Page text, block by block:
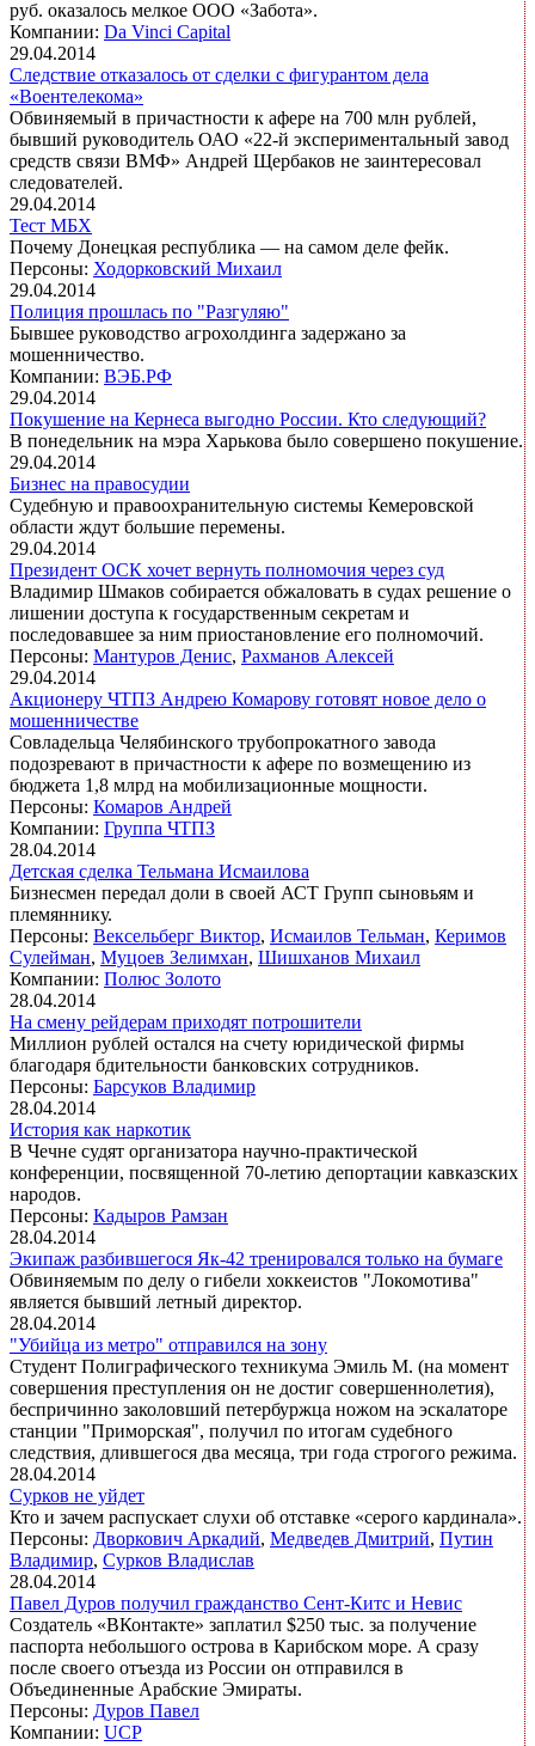
руб. оказалось мелкое ООО «Забота».
Компании: Da Vinci Capital
29.04.2014
Следствие отказалось от сделки с фигурантом дела
«Воентелекома»
Обвиняемый в причастности к афере на 700 млн рублей,
бывший руководитель ОАО «22-й экспериментальный завод
средств связи ВМФ» Андрей Щербаков не заинтересовал
следователей.
29.04.2014
Тест МБХ
Почему Донецкая республика — на самом деле фейк.
Персоны: Ходорковский Михаил
29.04.2014
Полиция прошлась по "Разгуляю"
Бывшее руководство агрохолдинга задержано за
мошенничество.
Компании: ВЭБ.РФ
29.04.2014
Покушение на Кернеса выгодно России. Кто следующий?
В понедельник на мэра Харькова было совершено покушение.
29.04.2014
Бизнес на правосудии
Судебную и правоохранительную системы Кемеровской
области ждут большие перемены.
29.04.2014
Президент ОСК хочет вернуть полномочия через суд
Владимир Шмаков собирается обжаловать в судах решение о
лишении доступа к государственным секретам и
последовавшее за ним приостановление его полномочий.
Персоны: Мантуров Денис, Рахманов Алексей
29.04.2014
Акционеру ЧТПЗ Андрею Комарову готовят новое дело о
мошенничестве
Совладельца Челябинского трубопрокатного завода
подозревают в причастности к афере по возмещению из
бюджета 1,8 млрд на мобилизационные мощности.
Персоны: Комаров Андрей
Компании: Группа ЧТПЗ
28.04.2014
Детская сделка Тельмана Исмаилова
Бизнесмен передал доли в своей АСТ Групп сыновьям и
племяннику.
Персоны: Вексельберг Виктор, Исмаилов Тельман, Керимов
Сулейман, Муцоев Зелимхан, Шишханов Михаил
Компании: Полюс Золото
28.04.2014
На смену рейдерам приходят потрошители
Миллион рублей остался на счету юридической фирмы
благодаря бдительности банковских сотрудников.
Персоны: Барсуков Владимир
28.04.2014
История как наркотик
В Чечне судят организатора научно-практической
конференции, посвященной 70-летию депортации кавказских
народов.
Персоны: Кадыров Рамзан
28.04.2014
Экипаж разбившегося Як-42 тренировался только на бумаге
Обвиняемым по делу о гибели хоккеистов "Локомотива"
является бывший летный директор.
28.04.2014
"Убийца из метро" отправился на зону
Студент Полиграфического техникума Эмиль М. (на момент
совершения преступления он не достиг совершеннолетия),
беспричинно заколовший петербуржца ножом на эскалаторе
станции "Приморская", получил по итогам судебного
следствия, длившегося два месяца, три года строгого режима.
28.04.2014
Сурков не уйдет
Кто и зачем распускает слухи об отставке «серого кардинала».
Персоны: Дворкович Аркадий, Медведев Дмитрий, Путин
Владимир, Сурков Владислав
28.04.2014
Павел Дуров получил гражданство Сент-Китс и Невис
Создатель «ВКонтакте» заплатил $250 тыс. за получение
паспорта небольшого острова в Карибском море. А сразу
после своего отъезда из России он отправился в
Объединенные Арабские Эмираты.
Персоны: Дуров Павел
Компании: UCP